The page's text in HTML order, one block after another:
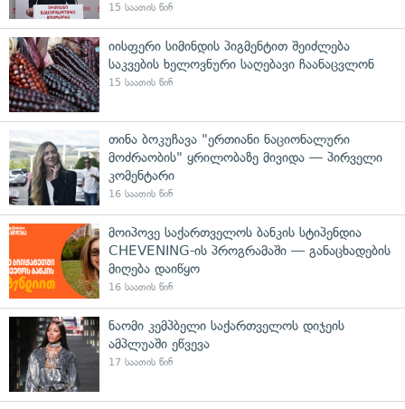
15 საათის წინ
იისფერი სიმინდის პიგმენტით შეიძლება
საკვების ხელოვნური საღებავი ჩაანაცვლონ
15 საათის წინ
თინა ბოკუჩავა "ერთიანი ნაციონალური
მოძრაობის" ყრილობაზე მივიდა — პირველი
კომენტარი
16 საათის წინ
მოიპოვე საქართველოს ბანკის სტიპენდია
CHEVENING-ის პროგრამაში — განაცხადების
მიღება დაიწყო
16 საათის წინ
ნაომი კემპბელი საქართველოს დიჯეის
ამპლუაში ეწვევა
17 საათის წინ